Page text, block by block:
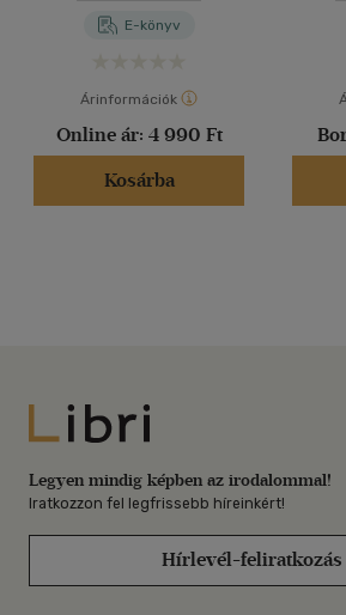
E-könyv
Árinformációk
Online ár: 4 990 Ft
Kosárba
Libri
Legyen mindig képben az irodalommal!
Iratkozzon fel legfrissebb híreinkért!
Hírlevél-feliratkozás